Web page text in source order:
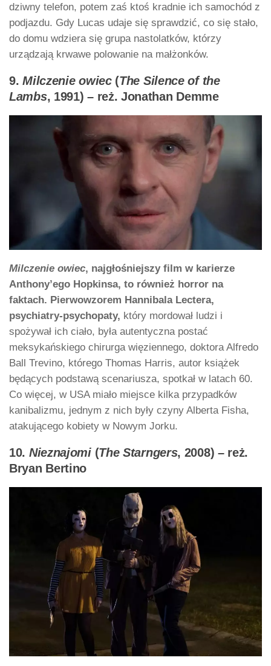
dziwny telefon, potem zaś ktoś kradnie ich samochód z
podjazdu. Gdy Lucas udaje się sprawdzić, co się stało,
do domu wdziera się grupa nastolatków, którzy
urządzają krwawe polowanie na małżonków.
9.Milczenie owiec(The Silence of the
Lambs, 1991) – reż. Jonathan Demme
Milczenie owiec, najgłośniejszy film w karierze
Anthony’ego Hopkinsa, to również horror na
faktach. Pierwowzorem Hannibala Lectera,
psychiatry-psychopaty, który mordował ludzi i
spożywał ich ciało, była autentyczna postać
meksykańskiego chirurga więziennego, doktora Alfredo
Ball Trevino, którego Thomas Harris, autor książek
będących podstawą scenariusza, spotkał w latach 60.
Co więcej, w USA miało miejsce kilka przypadków
kanibalizmu, jednym z nich były czyny Alberta Fisha,
atakującego kobiety w Nowym Jorku.
10. Nieznajomi(The Starngers, 2008) – reż.
Bryan Bertino